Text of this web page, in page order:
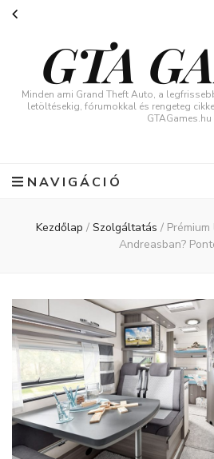
GTA
Minden ami Grand Theft Auto, a
letöltésekig, fórumokkal és rengeteg
GTAGames.hu
NAVIGÁCIÓ
Kezdőlap / Szolgáltatás /
Andreasban?